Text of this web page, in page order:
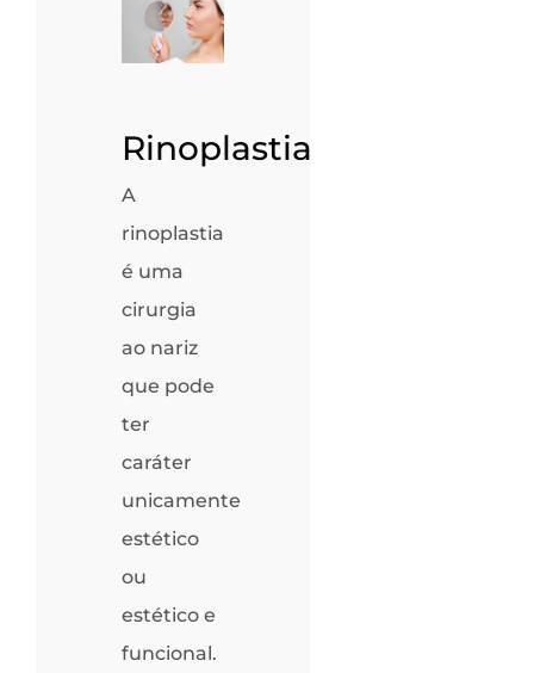
Rinoplastia
A
rinoplastia
é uma
cirurgia
ao nariz
que pode
ter
caráter
unicamente
estético
ou
estético e
funcional.